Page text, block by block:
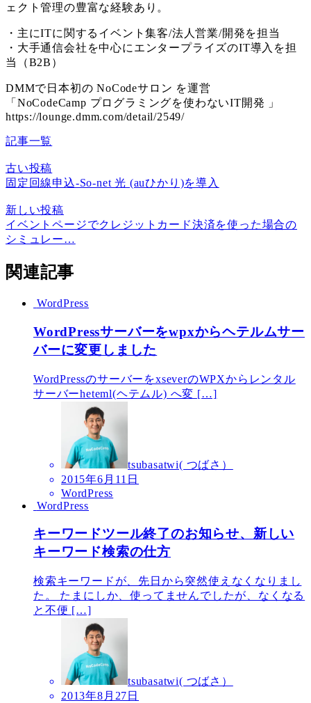
ェクト管理の豊富な経験あり。
・主にITに関するイベント集客/法人営業/開発を担当
・大手通信会社を中心にエンタープライズのIT導入を担
当（B2B）
DMMで日本初の NoCodeサロン を運営
「NoCodeCamp プログラミングを使わないIT開発 」
https://lounge.dmm.com/detail/2549/
記事一覧
古い投稿
固定回線申込-So-net 光 (auひかり)を導入
新しい投稿
イベントページでクレジットカード決済を使った場合の
シミュレー…
関連記事
WordPress
WordPressサーバーをwpxからヘテルムサー
バーに変更しました
WordPressのサーバーをxseverのWPXからレンタル
サーバーheteml(ヘテムル) へ変 […]
tsubasatwi( つばさ）
2015年6月11日
WordPress
WordPress
キーワードツール終了のお知らせ、新しい
キーワード検索の仕方
検索キーワードが、先日から突然使えなくなりまし
た。 たまにしか、使ってませんでしたが、なくなる
と不便 […]
tsubasatwi( つばさ）
2013年8月27日